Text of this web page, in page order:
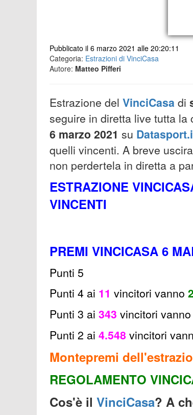
Pubblicato il 6 marzo 2021 alle 20:20:11
Categoria: Estrazioni di VinciCasa
Autore: Matteo Pifferi
Estrazione del VinciCasa di
seguire in diretta live tutta
6 marzo 2021 su
quelli vincenti. A breve
non perdertela in diretta a
ESTRAZIONE
VINCENTI
PREMI VINCICASA 6
Punti 5
Punti 4 ai 11 vincitori vanno
Punti 3 ai 343 vincitori vanno
Punti 2 ai 4.548 vincitori
Montepremi
REGOLAMENTO
Cos'è il VinciCasa? A